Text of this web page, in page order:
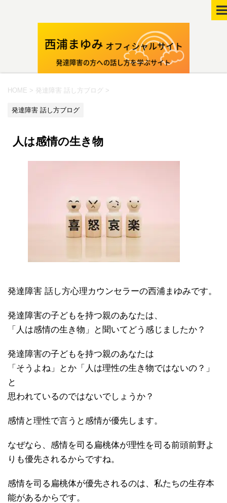
HOME > 発達障害 話し方ブログ >
発達障害 話し方ブログ
人は感情の生き物
発達障害 話し方心理カウンセラーの西浦まゆみです。
発達障害の子どもを持つ親のあなたは、
「人は感情の生き物」と聞いてどう感じましたか？
発達障害の子どもを持つ親のあなたは
「そうよね」とか「人は理性の生き物ではないの？」
と
思われているのではないでしょうか？
感情と理性で言うと感情が優先します。
なぜなら、感情を司る扁桃体が理性を司る前頭前野よ
りも優先されるからですね。
感情を司る扁桃体が優先されるのは、私たちの生存本
能があるからです。